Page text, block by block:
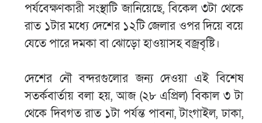
পর্যবেক্ষণকারী সংস্থাটি জানিয়েছে, বিকেল ৩টা থেকে
রাত ১টার মধ্যে দেশের ১২টি জেলার ওপর দিয়ে বয়ে
যেতে পারে দমকা বা ঝোড়ো হাওয়াসহ বজ্রবৃষ্টি।
দেশের নৌ বন্দরগুলোর জন্য দেওয়া এই বিশেষ
সতর্কবার্তায় বলা হয়, আজ (২৮ এপ্রিল) বিকাল ৩ টা
থেকে দিবগত রাত ১টা পর্যন্ত পাবনা, টাংগাইল, ঢাকা,